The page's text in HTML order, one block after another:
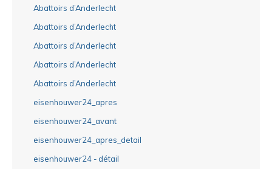
Abattoirs d’Anderlecht
Abattoirs d’Anderlecht
Abattoirs d’Anderlecht
Abattoirs d’Anderlecht
Abattoirs d’Anderlecht
eisenhouwer24_apres
eisenhouwer24_avant
eisenhouwer24_apres_detail
eisenhouwer24 - détail